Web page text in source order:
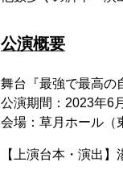
公演概要
舞台『最強で最⾼の
公演期間：2023年6
会場：草⽉ホール（
【上演台本・演出】